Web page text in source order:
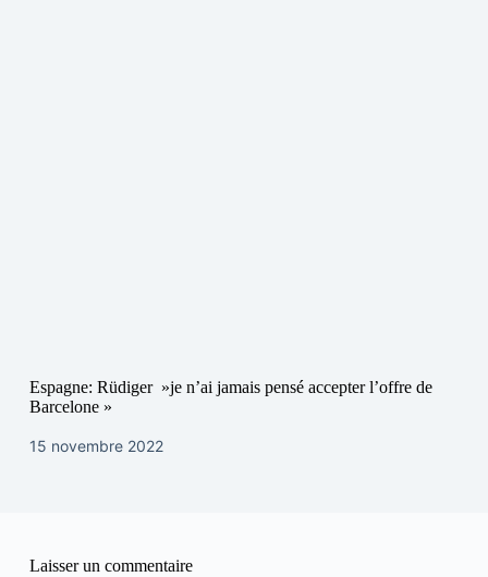
Espagne: Rüdiger »je n’ai jamais pensé accepter l’offre de
Barcelone »
15 novembre 2022
Laisser un commentaire